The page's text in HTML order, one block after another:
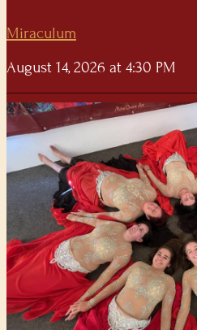
Miraculum
August 14, 2026 at 4:30 PM